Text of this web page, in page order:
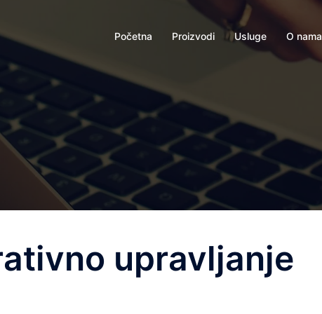
Početna Proizvodi Usluge O nama
upravljanje